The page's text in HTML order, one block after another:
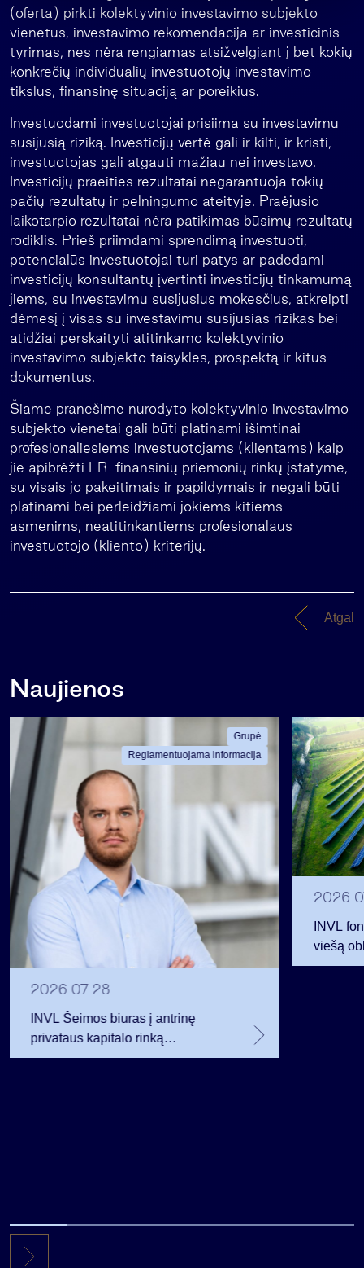
(oferta) pirkti kolektyvinio investavimo subjekto
vienetus, investavimo rekomendacija ar investicinis
tyrimas, nes nėra rengiamas atsižvelgiant į bet kokių
konkrečių individualių investuotojų investavimo
tikslus, finansinę situaciją ar poreikius.
Investuodami investuotojai prisiima su investavimu
susijusią riziką. Investicijų vertė gali ir kilti, ir kristi,
investuotojas gali atgauti mažiau nei investavo.
Investicijų praeities rezultatai negarantuoja tokių
pačių rezultatų ir pelningumo ateityje. Praėjusio
laikotarpio rezultatai nėra patikimas būsimų rezultatų
rodiklis. Prieš priimdami sprendimą investuoti,
potencialūs investuotojai turi patys ar padedami
investicijų konsultantų įvertinti investicijų tinkamumą
jiems, su investavimu susijusius mokesčius, atkreipti
dėmesį į visas su investavimu susijusias rizikas bei
atidžiai perskaityti atitinkamo kolektyvinio
investavimo subjekto taisykles, prospektą ir kitus
dokumentus.
Šiame pranešime nurodyto kolektyvinio investavimo
subjekto vienetai gali būti platinami išimtinai
profesionaliesiems investuotojams (klientams) kaip
jie apibrėžti LR finansinių priemonių rinkų įstatyme,
su visais jo pakeitimais ir papildymais ir negali būti
platinami bei perleidžiami jokiems kitiems
asmenims, neatitinkantiems profesionalaus
investuotojo (kliento) kriterijų.
Atgal
Naujienos
Grupė
Reglamentuojama informacija
2026 07 28
INVL Šeimos biuras į antrinę
privataus kapitalo rinką
investuojantį fondą pritraukė 17,4
2026
INVL
viešą
12 mln.